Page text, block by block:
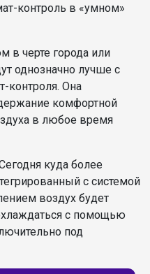
контроль в «умном»
в черте города или
однозначно лучше с
контроля. Она
комфортной
в любое время
куда более
с системой
воздух будет
с помощью
под